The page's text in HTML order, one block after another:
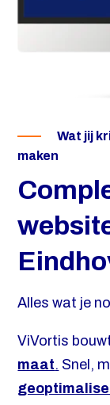
Wat jij
maken
Alles wat je
ViVortis
maat. Snel,